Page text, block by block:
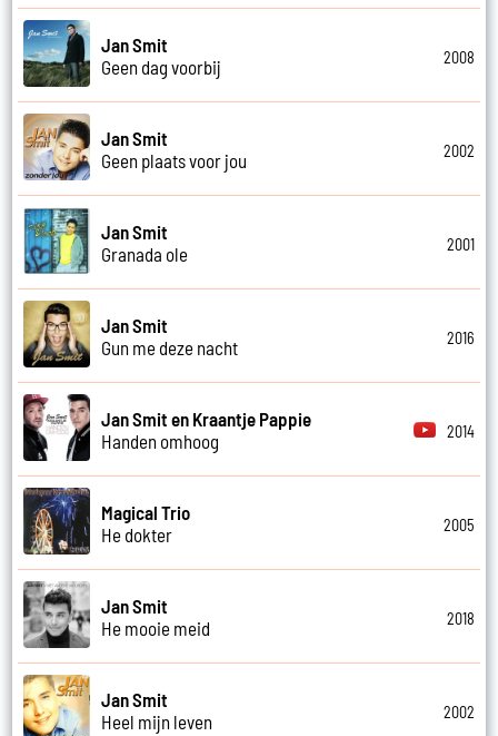
Jan Smit
Geen dag voorbij
2008
Jan Smit
Geen plaats voor jou
2002
Jan Smit
Granada ole
2001
Jan Smit
Gun me deze nacht
2016
Jan Smit en Kraantje Pappie
Handen omhoog
2014
Magical Trio
He dokter
2005
Jan Smit
He mooie meid
2018
Jan Smit
Heel mijn leven
2002